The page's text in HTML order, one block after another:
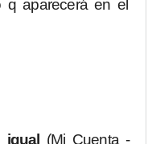
aparecerá en el
igual (Mi Cuenta -